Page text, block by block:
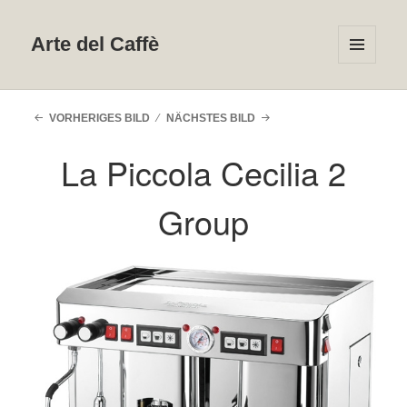
Arte del Caffè
UND
VORHERIGES BILD NÄCHSTES BILD
La Piccola Cecilia 2
Group